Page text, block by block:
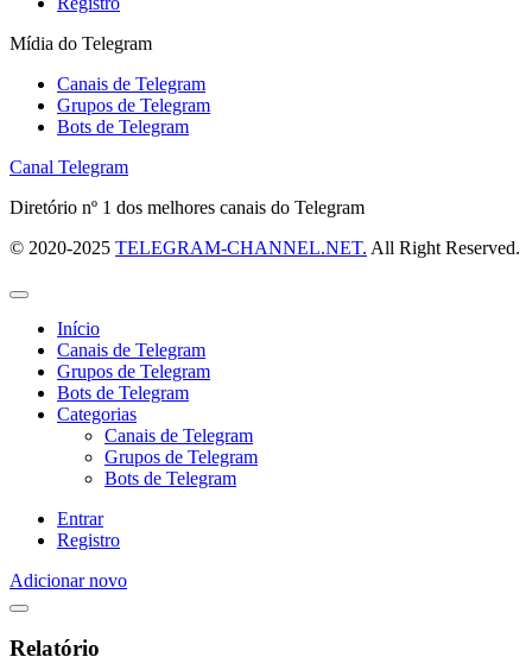
Mídia do Telegram
Canais de Telegram
Grupos de Telegram
Bots de Telegram
Canal Telegram
Diretório nº 1 dos melhores canais do Telegram
© 2020-2025 TELEGRAM-CHANNEL.NET. All Right Reserved.
Início
Canais de Telegram
Grupos de Telegram
Bots de Telegram
Categorias
Canais de Telegram
Grupos de Telegram
Bots de Telegram
Entrar
Registro
Adicionar novo
Relatório